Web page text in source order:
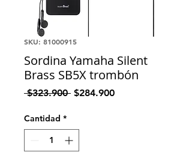
SKU: 81000915
Sordina Yamaha Silent
Brass SB5X trombón
$323.900 Precio
$284.900Precio
Cantidad *